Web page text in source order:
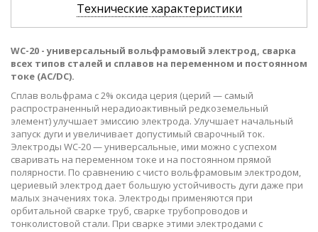
Технические характеристики
WC-20 - универсальный вольфрамовый электрод, сварка
всех типов сталей и сплавов на переменном и постоянном
токе (AC/DC).
Сплав вольфрама с 2% оксида церия (церий — самый
распространенный нерадиоактивный редкоземельный
элемент) улучшает эмиссию электрода. Улучшает начальный
запуск дуги и увеличивает допустимый сварочный ток.
Электроды WC-20 — универсальные, ими можно с успехом
сваривать на переменном токе и на постоянном прямой
полярности. По сравнению с чисто вольфрамовым электродом,
цериевый электрод дает большую устойчивость дуги даже при
малых значениях тока. Электроды применяются при
орбитальной сварке труб, сварке трубопроводов и
тонколистовой стали. При сварке этими электродами с